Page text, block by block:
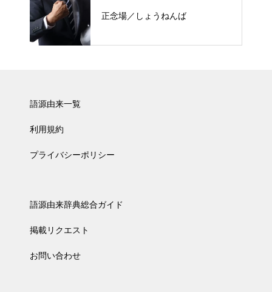
正念場／しょうねんば
語源由来一覧
利用規約
プライバシーポリシー
語源由来辞典総合ガイド
掲載リクエスト
お問い合わせ